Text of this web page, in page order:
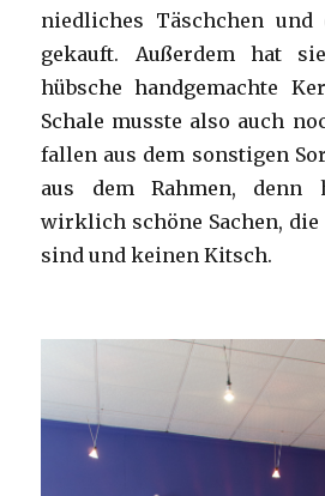
niedliches Täschchen und
gekauft. Außerdem hat
hübsche handgemachte
Schale musste also auch
fallen aus dem sonstigen
aus dem Rahmen,
wirklich schöne Sachen,
sind und keinen Kitsch.